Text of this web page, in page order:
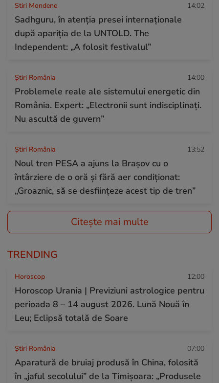
Stiri Mondene 14:02
Sadhguru, în atenția presei internaționale
după apariția de la UNTOLD. The
Independent: „A folosit festivalul”
Știri România 14:00
Problemele reale ale sistemului energetic din
România. Expert: „Electronii sunt indisciplinați.
Nu ascultă de guvern”
Știri România 13:52
Noul tren PESA a ajuns la Brașov cu o
întârziere de o oră și fără aer condiționat:
„Groaznic, să se desființeze acest tip de tren”
Citește mai multe
TRENDING
Horoscop 12:00
Horoscop Urania | Previziuni astrologice pentru
perioada 8 – 14 august 2026. Lună Nouă în
Leu; Eclipsă totală de Soare
Știri România 07:00
Aparatură de bruiaj produsă în China, folosită
în „jaful secolului” de la Timișoara: „Produsele